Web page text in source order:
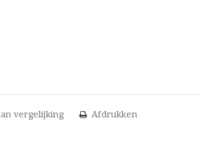
vergelijking Afdrukken